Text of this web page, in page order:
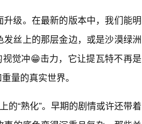
级。在最新的版本中，我们能明
丝上的那层金边，或是沙漠绿洲
觉冲😁击力，它让提瓦特不再是
量的真实世界。
的“熟化”。早期的剧情或许还带着